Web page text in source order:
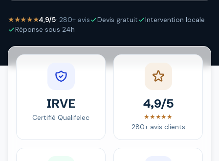
★★★★★4,9/5· 280+ avis Devis gratuit
Intervention locale
Réponse sous 24h
IRVE
Certifié Qualifelec
4,9/5
★★★★★
280+ avis clients